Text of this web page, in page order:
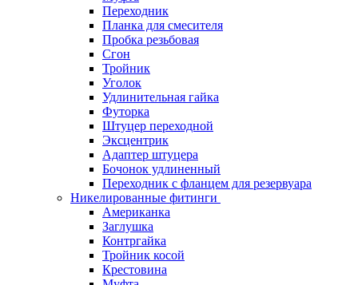
Переходник
Планка для смесителя
Пробка резьбовая
Сгон
Тройник
Уголок
Удлинительная гайка
Футорка
Штуцер переходной
Эксцентрик
Адаптер штуцера
Бочонок удлиненный
Переходник с фланцем для резервуара
Никелированные фитинги
Американка
Заглушка
Контргайка
Тройник косой
Крестовина